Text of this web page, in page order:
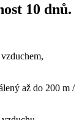
10 dnů.
až do 200 m /